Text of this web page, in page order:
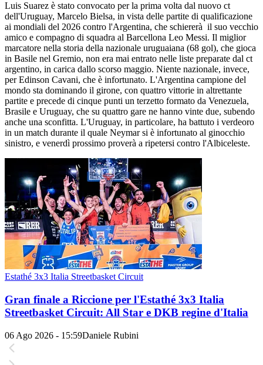
Luis Suarez è stato convocato per la prima volta dal nuovo ct
dell'Uruguay, Marcelo Bielsa, in vista delle partite di qualificazione
ai mondiali del 2026 contro l'Argentina, che schiererà il suo vecchio
amico e compagno di squadra al Barcellona Leo Messi. Il miglior
marcatore nella storia della nazionale uruguaiana (68 gol), che gioca
in Basile nel Gremio, non era mai entrato nelle liste preparate dal ct
argentino, in carica dallo scorso maggio. Niente nazionale, invece,
per Edinson Cavani, che è infortunato. L'Argentina campione del
mondo sta dominando il girone, con quattro vittorie in altrettante
partite e precede di cinque punti un terzetto formato da Venezuela,
Brasile e Uruguay, che su quattro gare ne hanno vinte due, subendo
anche una sconfitta. L'Uruguay, in particolare, ha battuto i verdeoro
in un match durante il quale Neymar si è infortunato al ginocchio
sinistro, e venerdì prossimo proverà a ripetersi contro l'Albiceleste.
Estathé 3x3 Italia Streetbasket Circuit
Gran finale a Riccione per l'Estathé 3x3 Italia
Streetbasket Circuit: All Star e DKB regine d'Italia
06 Ago 2026 - 15:59Daniele Rubini